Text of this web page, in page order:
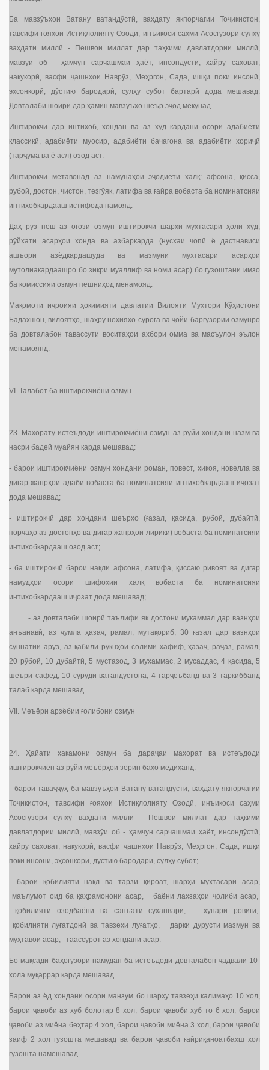
Ба мавзӯъҳои Ватану ватандӯстӣ, ваҳдату якпорчагии Тоҷикистон,
тавсифи ғояҳои Истиқлолияту Озодӣ, инъикоси саҳми Асосгузори сулҳу
ваҳдати миллӣ - Пешвои миллат дар таҳкими давлатдории миллӣ,
мавзӯи об - ҳамчун сарчашмаи ҳаёт, инсондӯстӣ, хайру саховат,
накукорӣ, васфи ҷашнҳои Наврӯз, Меҳргон, Сада, ишқи поки инсонӣ,
эҳсонкорӣ, дӯстию бародарӣ, сулҳу субот бартарӣ дода мешавад.
Довталаби шоирӣ дар ҳамин мавзӯъҳо шеър эҷод мекунад.
Иштирокчӣ дар интихоб, хондан ва аз худ кардани осори адабиёти
классикӣ, адабиёти муосир, адабиёти бачагона ва адабиёти хориҷӣ
(тарҷума ва ё асл) озод аст.
Иштирокчӣ метавонад аз намунаҳои эҷодиёти халқ: афсона, қисса,
рубоӣ, достон, чистон, тезгӯяк, латифа ва ғайра вобаста ба номинатсияи
интихобкардааш истифода намояд.
Даҳ рӯз пеш аз оғози озмун иштирокчӣ шарҳи мухтасари ҳоли худ,
рӯйхати асарҳои хонда ва азбаркарда (нусхаи чопӣ ё дастнависи
ашъори азёдкардашуда ва мазмуни мухтасари асарҳои
мутолиакардаашро бо зикри муаллиф ва номи асар) бо гузоштани имзо
ба комиссияи озмун пешниҳод менамояд.
Мақомоти иҷроияи ҳокимияти давлатии Вилояти Мухтори Кӯҳистони
Бадахшон, вилоятҳо, шаҳру ноҳияҳо суроға ва ҷойи баргузории озмунро
ба довталабон тавассути воситаҳои ахбори омма ва масъулон эълон
менамоянд.
VI. Талабот ба иштирокчиёни озмун
23. Маҳорату истеъдоди иштирокчиёни озмун аз рӯйи хондани назм ва
насри бадеӣ муайян карда мешавад:
- барои иштирокчиёни озмун хондани роман, повест, ҳикоя, новелла ва
дигар жанрҳои адабӣ вобаста ба номинатсияи интихобкардааш иҷозат
дода мешавад;
- иштирокчӣ дар хондани шеърҳо (ғазал, қасида, рубоӣ, дубайтӣ,
порчаҳо аз достонҳо ва дигар жанрҳои лирикӣ) вобаста ба номинатсияи
интихобкардааш озод аст;
- ба иштирокчӣ барои нақли афсона, латифа, қиссаю ривоят ва дигар
намудҳои осори шифоҳии халқ вобаста ба номинатсияи
интихобкардааш иҷозат дода мешавад;
- аз довталаби шоирӣ таълифи як достони мукаммал дар вазнҳои
анъанавӣ, аз ҷумла ҳазаҷ, рамал, мутақориб, 30 ғазал дар вазнҳои
суннатии арӯз, аз қабили рукнҳои солими хафиф, ҳазаҷ, раҷаз, рамал,
20 рӯбоӣ, 10 дубайтӣ, 5 мустазод, 3 мухаммас, 2 мусаддас, 4 қасида, 5
шеъри сафед, 10 суруди ватандӯстона, 4 тарҷеъбанд ва 3 таркиббанд
талаб карда мешавад.
VII. Меъёри арзёбии ғолибони озмун
24. Ҳайати ҳакамони озмун ба дараҷаи маҳорат ва истеъдоди
иштирокчиён аз рӯйи меъёрҳои зерин баҳо медиҳанд:
- барои таваҷҷуҳ ба мавзӯъҳои Ватану ватандӯстӣ, ваҳдату якпорчагии
Тоҷикистон, тавсифи ғояҳои Истиқлолияту Озодӣ, инъикоси саҳми
Асосгузори сулҳу ваҳдати миллӣ - Пешвои миллат дар таҳкими
давлатдории миллӣ, мавзӯи об - ҳамчун сарчашмаи ҳаёт, инсондӯстӣ,
хайру саховат, накукорӣ, васфи ҷашнҳои Наврӯз, Меҳргон, Сада, ишқи
поки инсонӣ, эҳсонкорӣ, дӯстию бародарӣ, сулҳу субот;
- барои қобилияти нақл ва тарзи қироат, шарҳи мухтасари асар,
маълумот оид ба қаҳрамонони асар, баёни лаҳзаҳои ҷолиби асар,
қобилияти озодбаёнӣ ва санъати суханварӣ, ҳунари ровигӣ,
қобилияти луғатдонӣ ва тавзеҳи луғатҳо, дарки дурусти мазмун ва
муҳтавои асар, таассурот аз хондани асар.
Бо мақсади баҳогузорӣ намудан ба истеъдоди довталабон ҷадвали 10-
хола муқаррар карда мешавад.
Барои аз ёд хондани осори манзум бо шарҳу тавзеҳи калимаҳо 10 хол,
барои ҷавоби аз хуб болотар 8 хол, барои ҷавоби хуб то 6 хол, барои
ҷавоби аз миёна беҳтар 4 хол, барои ҷавоби миёна 3 хол, барои ҷавоби
заиф 2 хол гузошта мешавад ва барои ҷавоби ғайриқаноатбахш хол
гузошта намешавад.